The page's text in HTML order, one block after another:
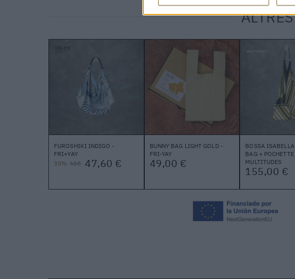
FUROSHIKI INDIGO -
FRI+YAY
30% 68€ 47,60 €
BUNNY BAG LIGHT GOLD -
FRI-YAY
49,00 €
BOSSA ISABELLA
BAG +
MULTITUDES
155,00 €